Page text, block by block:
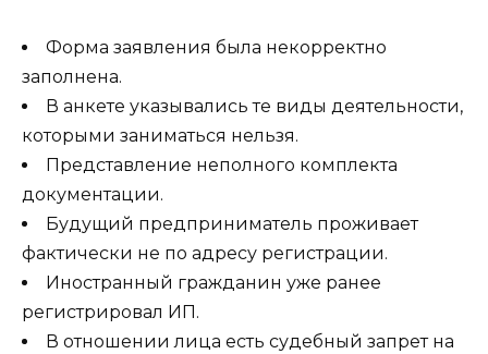
Форма заявления была некорректно
заполнена.
В анкете указывались те виды деятельности,
которыми заниматься нельзя.
Представление неполного комплекта
документации.
Будущий предприниматель проживает
фактически не по адресу регистрации.
Иностранный гражданин уже ранее
регистрировал ИП.
В отношении лица есть судебный запрет на